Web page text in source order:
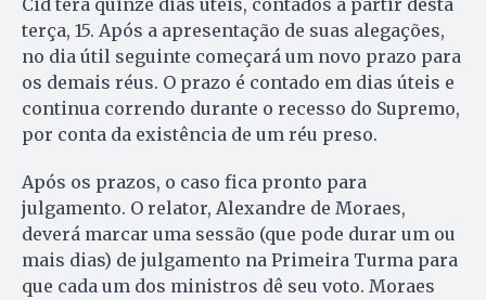
Cid terá quinze dias úteis, contados a partir desta
terça, 15. Após a apresentação de suas alegações,
no dia útil seguinte começará um novo prazo para
os demais réus. O prazo é contado em dias úteis e
continua correndo durante o recesso do Supremo,
por conta da existência de um réu preso.
Após os prazos, o caso fica pronto para
julgamento. O relator, Alexandre de Moraes,
deverá marcar uma sessão (que pode durar um ou
mais dias) de julgamento na Primeira Turma para
que cada um dos ministros dê seu voto. Moraes